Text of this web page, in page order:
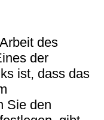
des
der
ist, dass das
Sie den